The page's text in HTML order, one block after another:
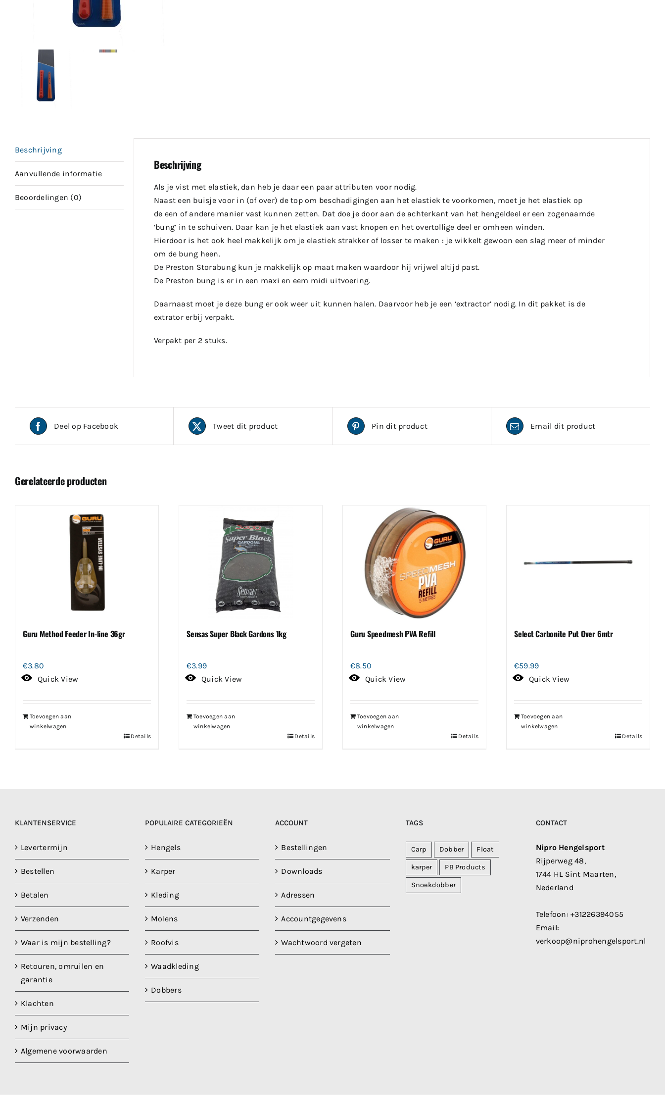
Beschrijving
Aanvullende informatie
Beoordelingen (0)
Beschrijving
Als je vist met elastiek, dan heb je daar een paar attributen voor nodig.
Naast een buisje voor in (of over) de top om beschadigingen aan het elastiek te voorkomen, moet je het elastiek op
de een of andere manier vast kunnen zetten. Dat doe je door aan de achterkant van het hengeldeel er een zogenaamde
‘bung’ in te schuiven. Daar kan je het elastiek aan vast knopen en het overtollige deel er omheen winden.
Hierdoor is het ook heel makkelijk om je elastiek strakker of losser te maken : je wikkelt gewoon een slag meer of minder
om de bung heen.
De Preston Storabung kun je makkelijk op maat maken waardoor hij vrijwel altijd past.
De Preston bung is er in een maxi en eem midi uitvoering.
Daarnaast moet je deze bung er ook weer uit kunnen halen. Daarvoor heb je een ‘extractor’ nodig. In dit pakket is de
extrator erbij verpakt.
Verpakt per 2 stuks.
Deel op Facebook Tweet dit product Pin dit product Email dit product
Gerelateerde producten
Guru Method Feeder In-line 36gr
€3.80
Quick View
Toevoegen aan
winkelwagen
Details
Sensas Super Black Gardons 1kg
€3.99
Quick View
Toevoegen aan
winkelwagen
Details
Guru Speedmesh PVA Refill
€8.50
Quick View
Toevoegen aan
winkelwagen
Details
Select Carbonite Put Over 6mtr
€59.99
Quick View
Toevoegen aan
winkelwagen
Details
KLANTENSERVICE
Levertermijn
Bestellen
Betalen
Verzenden
Waar is mijn bestelling?
Retouren, omruilen en
garantie
Klachten
Mijn privacy
Algemene voorwaarden
POPULAIRE CATEGORIEËN
Hengels
Karper
Kleding
Molens
Roofvis
Waadkleding
Dobbers
ACCOUNT
Bestellingen
Downloads
Adressen
Accountgegevens
Wachtwoord vergeten
TAGS
Carp Dobber Float
karper PB Products
Snoekdobber
CONTACT
Nipro Hengelsport
Rijperweg 48,
1744 HL Sint Maarten,
Nederland
Telefoon:+31226394055
Email:
verkoop@niprohengelsport.nl